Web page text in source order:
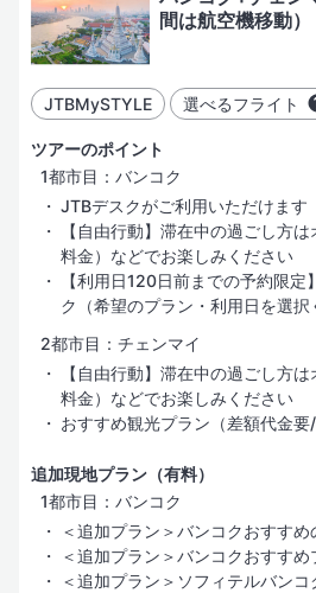
間は航空機移動）
JTBMySTYLE 選べるフライト
ツアーのポイント
1都市目：バンコク
JTBデスクがご利用いただけます
【自由行動】滞在中の過ごし方
料金）などでお楽しみください
【利用日120日前までの予約限
ク（希望のプラン・利用日を選択
2都市目：チェンマイ
【自由行動】滞在中の過ごし方
料金）などでお楽しみください
おすすめ観光プラン（差額代金要/
追加現地プラン（有料）
1都市目：バンコク
＜追加プラン＞バンコクおすすめ
＜追加プラン＞バンコクおすすめ
＜追加プラン＞ソフィテルバン